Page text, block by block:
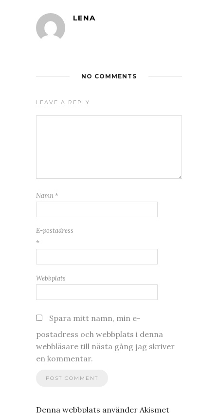
LENA
NO COMMENTS
LEAVE A REPLY
Namn *
E-postadress
*
Webbplats
Spara mitt namn, min e-
postadress och webbplats i denna
webbläsare till nästa gång jag skriver
en kommentar.
Denna webbplats använder Akismet